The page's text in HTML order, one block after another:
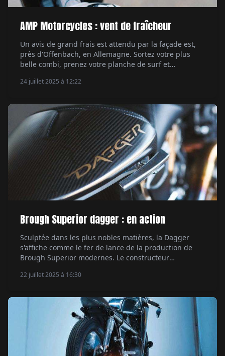
AMP Motorcycles : vent de fraîcheur
Un avis de grand frais est attendu par la façade est,
près d'Offenbach, en Allemagne. Sortez votre plus
belle combi, prenez votre planche de surf et
solaire conseillée. Par Ethan Valentin.
24 juillet 2025 à 12:22
Brough Superior dagger : en action
Sculptée dans les plus nobles matières, la Dagger
s'affiche comme le fer de lance de la production de
Brough Superior modernes. Le constructeur
britanniques de la marque pour nourrir son
22 juillet 2025 à 16:30